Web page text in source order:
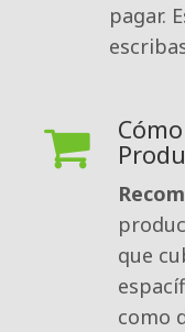
pagar.
que
como